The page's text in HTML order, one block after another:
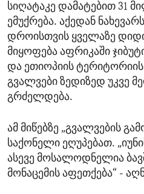
სიღატაკე დამატებით 31
ემუქრება. აქედან
დროისთვის ყველაზე
მიყოფება აფრიკაში
და ეთიოპიის
გვალვები ზედიზედ უკვე
გრძელდება.
ამ მიწებზე „გვალვების
საქონელი ეღუპებათ.
ასევე მოსალოდნელია
მონაცემის აფეთქება“ -